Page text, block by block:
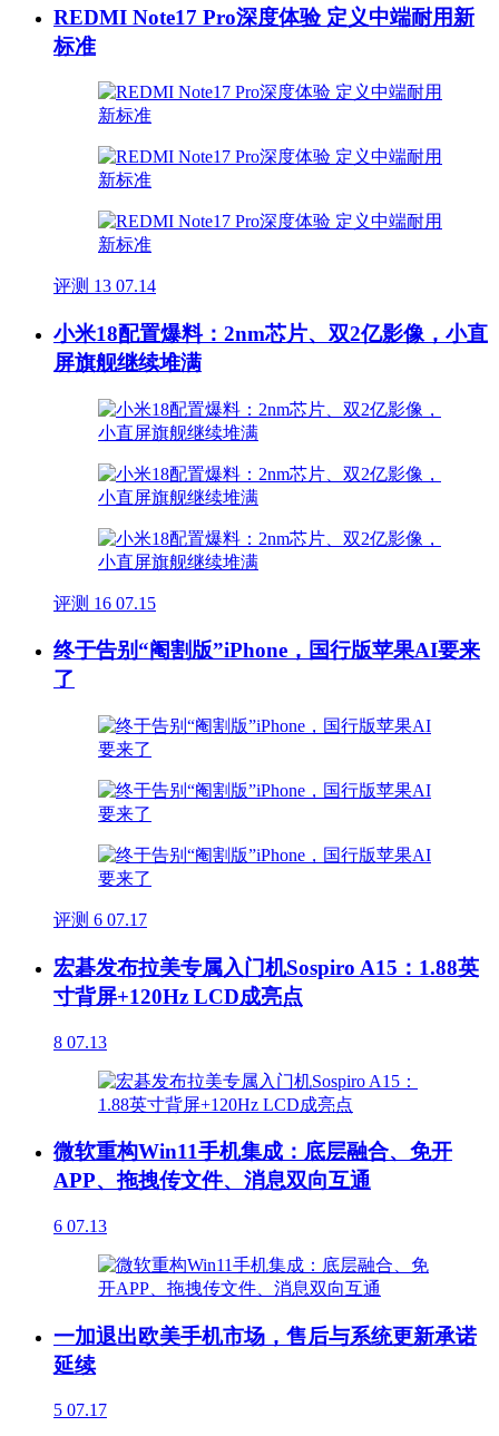
REDMI Note17 Pro深度体验 定义中端耐用新
标准
评测 13 07.14
小米18配置爆料：2nm芯片、双2亿影像，小直
屏旗舰继续堆满
评测 16 07.15
终于告别“阉割版”iPhone，国行版苹果AI要来
了
评测 6 07.17
宏碁发布拉美专属入门机Sospiro A15：1.88英
寸背屏+120Hz LCD成亮点
8 07.13
微软重构Win11手机集成：底层融合、免开
APP、拖拽传文件、消息双向互通
6 07.13
一加退出欧美手机市场，售后与系统更新承诺
延续
5 07.17